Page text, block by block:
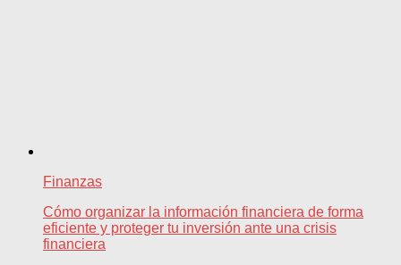
Finanzas
Cómo organizar la información financiera de forma
eficiente y proteger tu inversión ante una crisis
financiera